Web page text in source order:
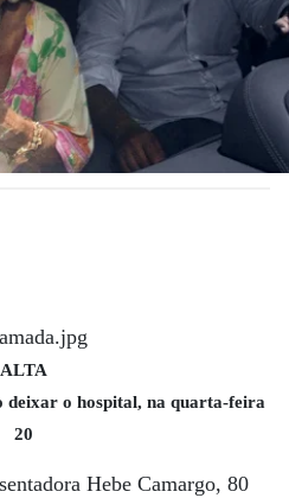
ALTA
deixar o hospital, na quarta-feira
20
Hebe Camargo, 80